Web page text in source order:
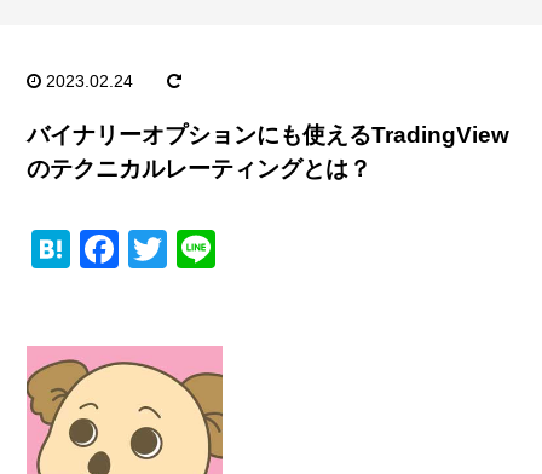
2023.02.24
バイナリーオプションにも使えるTradingView
のテクニカルレーティングとは？
H
n
a
F
e
b
o
T
er